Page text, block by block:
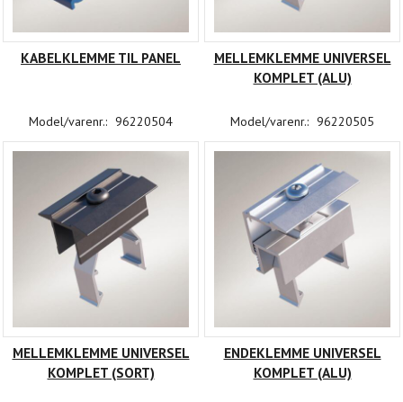
KABELKLEMME TIL PANEL
Model/varenr.: 96220504
MELLEMKLEMME UNIVERSEL
KOMPLET (ALU)
Model/varenr.: 96220505
MELLEMKLEMME UNIVERSEL
KOMPLET (SORT)
ENDEKLEMME UNIVERSEL
KOMPLET (ALU)